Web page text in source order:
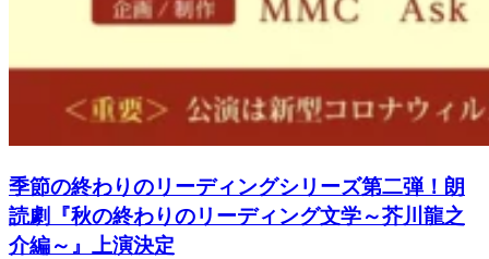
季節の終わりのリーディングシリーズ第二弾！朗
読劇『秋の終わりのリーディング文学～芥川龍之
介編～』上演決定